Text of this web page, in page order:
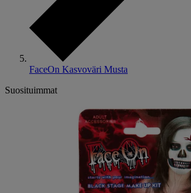
FaceOn Kasvoväri Musta
Suosituimmat